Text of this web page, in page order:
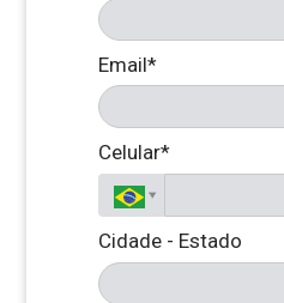
Email*
Celular*
Cidade - Estado